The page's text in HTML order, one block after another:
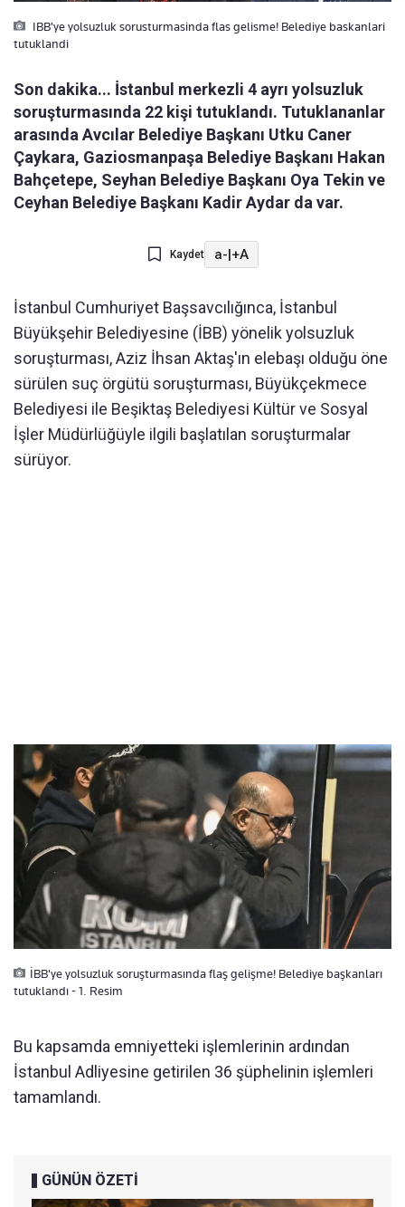
IBB'ye yolsuzluk sorusturmasinda flas gelisme! Belediye baskanlari
tutuklandi
Son dakika... İstanbul merkezli 4 ayrı yolsuzluk
soruşturmasında 22 kişi tutuklandı. Tutuklananlar
arasında Avcılar Belediye Başkanı Utku Caner
Çaykara, Gaziosmanpaşa Belediye Başkanı Hakan
Bahçetepe, Seyhan Belediye Başkanı Oya Tekin ve
Ceyhan Belediye Başkanı Kadir Aydar da var.
Kaydet a-|+A
İstanbul Cumhuriyet Başsavcılığınca, İstanbul
Büyükşehir Belediyesine (İBB) yönelik yolsuzluk
soruşturması, Aziz İhsan Aktaş'ın elebaşı olduğu öne
sürülen suç örgütü soruşturması, Büyükçekmece
Belediyesi ile Beşiktaş Belediyesi Kültür ve Sosyal
İşler Müdürlüğüyle ilgili başlatılan soruşturmalar
sürüyor.
İBB'ye yolsuzluk soruşturmasında flaş gelişme! Belediye başkanları
tutuklandı - 1. Resim
Bu kapsamda emniyetteki işlemlerinin ardından
İstanbul Adliyesine getirilen 36 şüphelinin işlemleri
tamamlandı.
GÜNÜN ÖZETİ